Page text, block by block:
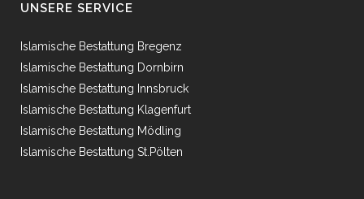
UNSERE SERVICE
Islamische Bestattung Bregenz
Islamische Bestattung Dornbirn
Islamische Bestattung Innsbruck
Islamische Bestattung Klagenfurt
Islamische Bestattung Mödling
Islamische Bestattung St.Pölten